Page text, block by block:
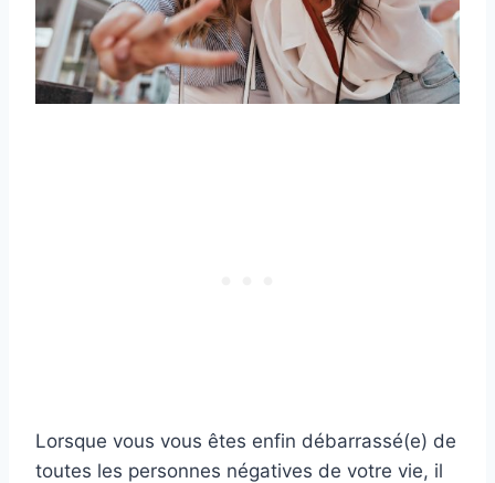
Lorsque vous vous êtes enfin débarrassé(e) de
toutes les personnes négatives de votre vie, il